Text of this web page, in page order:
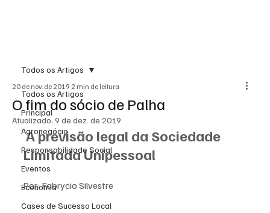
Todos os Artigos
Principal
Agronegócio
Responsabilidade Social
Eventos
Economia
Cases de Sucesso Local
Todos os Artigos
O fim do sócio de Palha
20 de nov. de 2019 2 min de leitura
Atualizado: 9 de dez. de 2019
A previsão legal da Sociedade
Limitada Unipessoal
Por: Fabrycio Silvestre